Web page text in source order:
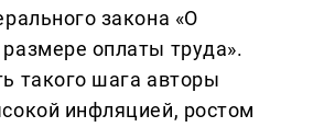
закона «О
оплаты труда».
такого шага авторы
инфляцией, ростом